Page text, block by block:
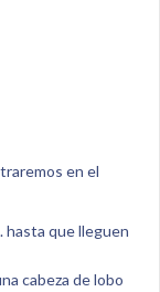
en el
hasta que lleguen
cabeza de lobo